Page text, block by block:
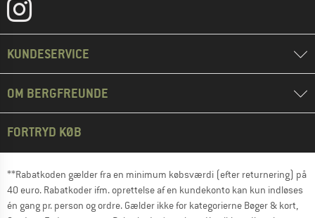
KUNDESERVICE
OM BERGFREUNDE
FORTRYD KØB
**Rabatkoden gælder fra en minimum købsværdi (efter returnering) på
40 euro. Rabatkoder ifm. oprettelse af en kundekonto kan kun indløses
én gang pr. person og ordre. Gælder ikke for kategorierne Bøger & kort,